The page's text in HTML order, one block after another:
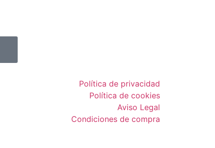
Política de privacidad
Política de cookies
Aviso Legal
Condiciones de compra